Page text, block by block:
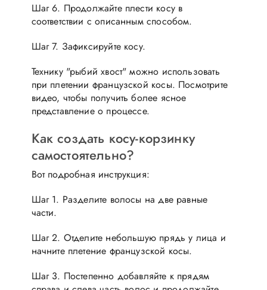
Шаг 6. Продолжайте плести косу в
соответствии с описанным способом.
Шаг 7. Зафиксируйте косу.
Технику "рыбий хвост" можно использовать
при плетении французской косы. Посмотрите
видео, чтобы получить более ясное
представление о процессе.
Как создать косу-корзинку
самостоятельно?
Вот подробная инструкция:
Шаг 1. Разделите волосы на две равные
части.
Шаг 2. Отделите небольшую прядь у лица и
начните плетение французской косы.
Шаг 3. Постепенно добавляйте к прядям